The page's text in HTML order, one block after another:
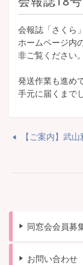
会報誌「さくら
ホームページ内
非ご覧ください。
発送作業も進め
手元に届くまで
【ご案内】武
同窓会会員募
お問い合わせ